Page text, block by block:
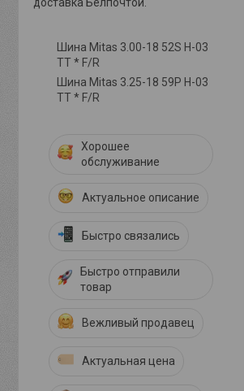
Шина Mitas 3.00-18 52S H-03
TT * F/R
Шина Mitas 3.25-18 59P H-03
TT * F/R
Хорошее
обслуживание
Актуальное описание
Быстро связались
Быстро отправили
товар
Вежливый продавец
Актуальная цена